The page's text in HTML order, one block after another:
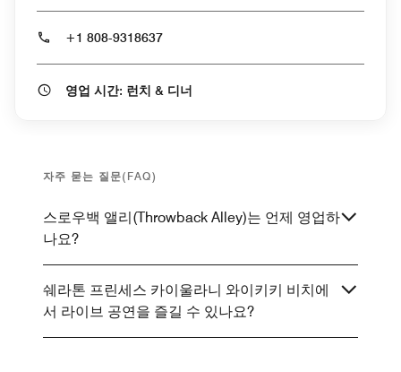
+1 808-9318637
영업 시간: 런치 & 디너
자주 묻는 질문(FAQ)
스로우백 앨리(Throwback Alley)는 언제 영업하
나요?
쉐라톤 프린세스 카이울라니 와이키키 비치에
서 라이브 공연을 즐길 수 있나요?